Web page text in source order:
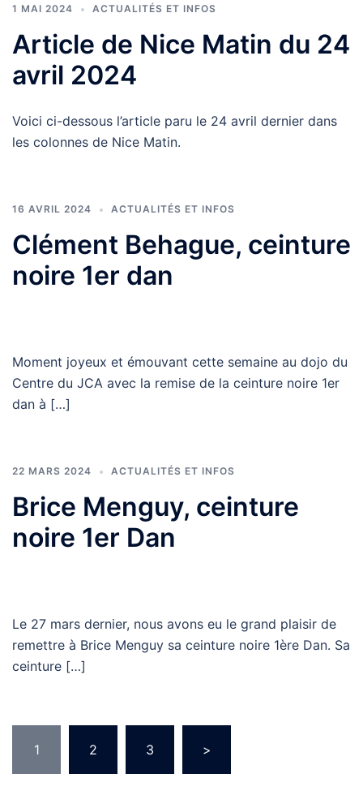
1 MAI 2024 ACTUALITÉS ET INFOS
Article de Nice Matin du 24
avril 2024
Voici ci-dessous l’article paru le 24 avril dernier dans
les colonnes de Nice Matin.
16 AVRIL 2024 ACTUALITÉS ET INFOS
Clément Behague, ceinture
noire 1er dan
Moment joyeux et émouvant cette semaine au dojo du
Centre du JCA avec la remise de la ceinture noire 1er
dan à […]
22 MARS 2024 ACTUALITÉS ET INFOS
Brice Menguy, ceinture
noire 1er Dan
Le 27 mars dernier, nous avons eu le grand plaisir de
remettre à Brice Menguy sa ceinture noire 1ère Dan. Sa
ceinture […]
Pagination
1 2 3 >